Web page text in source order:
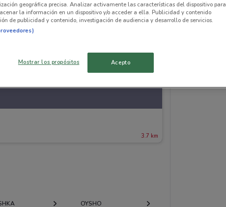
3.7 km
OYSHO
geográfica precisa. Analizar activamente las características del dispositivo para
la información en un dispositivo y/o acceder a ella. Publicidad y contenido
de publicidad y contenido, investigación de audiencia y desarrollo de servicios.
Mostrar los propósitos Acepto